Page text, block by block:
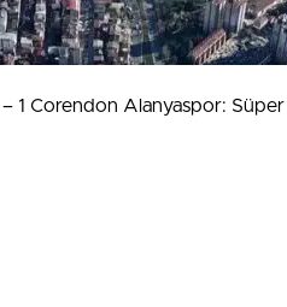
1 Corendon Alanyaspor: Süper
1 Corendon Alanyaspor: Süper